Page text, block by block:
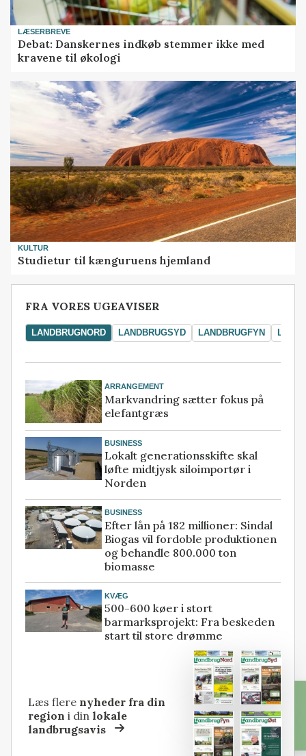
LÆSERBREVE
Debat: Danskernes indkøb stemmer ikke med
kravene til økologi
KULTUR
Studietur til kænguruens hjemland
FRA VORES UGEAVISER
LANDBRUGNORD LANDBRUGSYD LANDBRUGFYN
ARRANGEMENT
Markvandring sætter fokus på
elefantgræs
BUSINESS
Lokalt generationsskifte skal
løfte midtjysk siloimportør i
Norden
BUSINESS
Efter lån på 182 millioner: Sindal
Biogas vil fordoble produktionen
og behandle 800.000 ton
biomasse
KVÆG
500-600 køer i stort
barmarksprojekt: Fra beskeden
start til store drømme
Læs flere nyheder fra din
region i dinlokale
landbrugsavis